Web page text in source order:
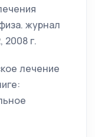
журнал
2008 г.
лечение